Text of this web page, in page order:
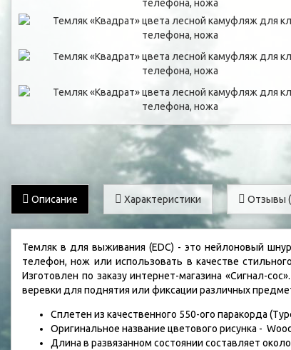
Описание Характеристики Отзывы
Темляк в для выживания (EDC) - это нейлоновый
телефон, нож или использовать в качестве
Изготовлен по заказу интернет-магазина «Сигнал-
веревки для поднятия или фиксации различных
Сплетен из качественного 550-ого паракорда
Оригинальное название цветового рисунка -
Длина в развязанном состоянии составляет